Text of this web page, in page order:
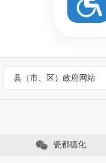
县（市、区）政府网站
瓷都德化